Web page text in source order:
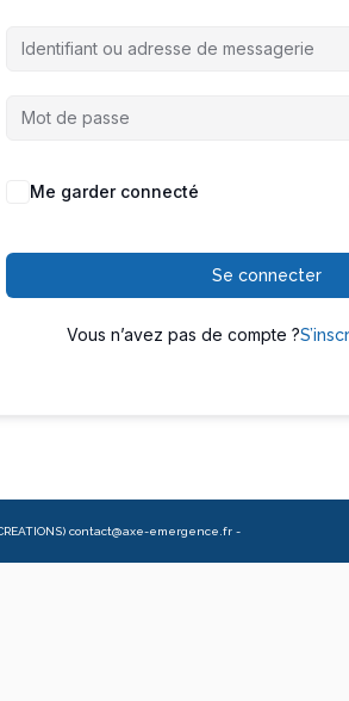
Me garder connecté
Se connecter
Vous n’avez pas de compte ?
contact@axe-emergence.fr -